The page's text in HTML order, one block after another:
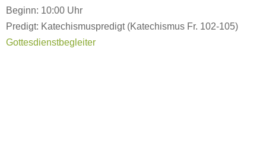
Beginn: 10:00 Uhr
Predigt: Katechismuspredigt (Katechismus Fr. 102-105)
Gottesdienstbegleiter